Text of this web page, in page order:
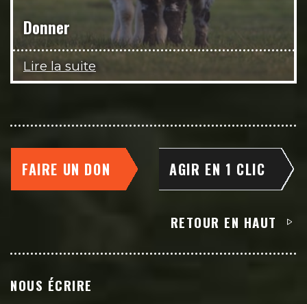
Donner
Lire la suite
FAIRE UN DON AGIR EN 1 CLIC
RETOUR EN HAUT
NOUS ÉCRIRE